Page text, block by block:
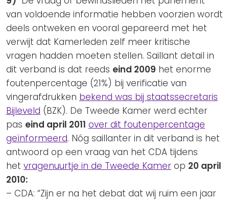
van voldoende informatie hebben voorzien wordt
deels ontweken en vooral gepareerd met het
verwijt dat Kamerleden zelf meer kritische
vragen hadden moeten stellen. Saillant detail in
dit verband is dat reeds eind 2009 het enorme
foutenpercentage (21%) bij verificatie van
vingerafdrukken bekend was bij staatssecretaris
Bijleveld (BZK). De Tweede Kamer werd echter
pas eind april 2011 over dit foutenpercentage
geïnformeerd. Nóg saillanter in dit verband is het
antwoord op een vraag van het CDA tijdens
het vragenuurtje in de Tweede Kamer op 20 april
2010:
– CDA: “Zijn er na het debat dat wij ruim een jaar